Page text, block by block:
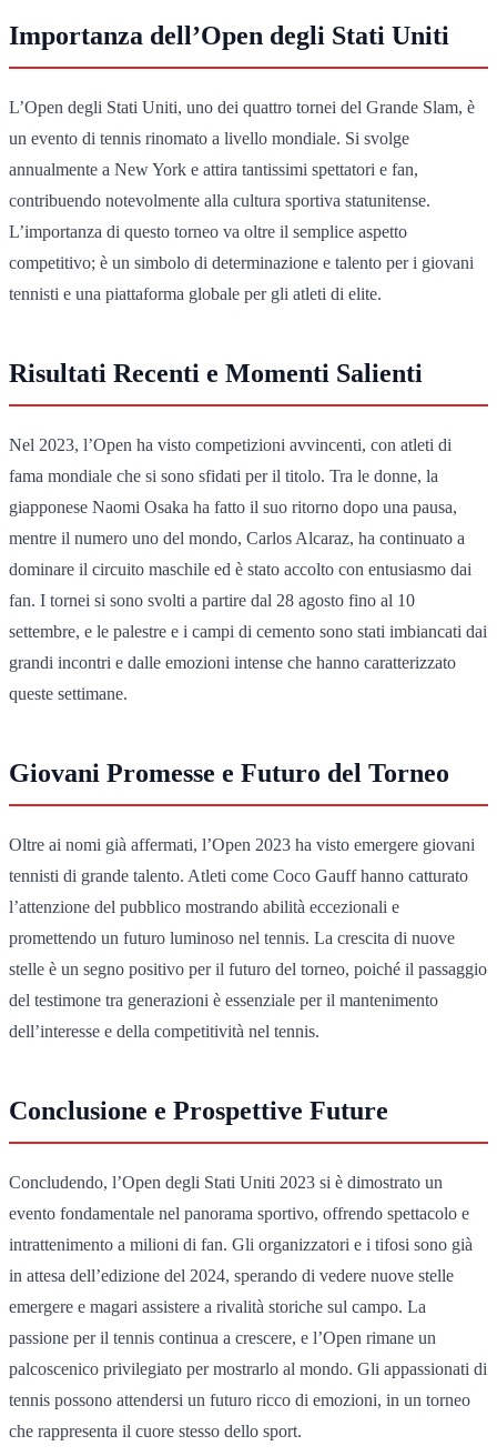
Importanza dell’Open degli Stati Uniti
L’Open degli Stati Uniti, uno dei quattro tornei del Grande Slam, è
un evento di tennis rinomato a livello mondiale. Si svolge
annualmente a New York e attira tantissimi spettatori e fan,
contribuendo notevolmente alla cultura sportiva statunitense.
L’importanza di questo torneo va oltre il semplice aspetto
competitivo; è un simbolo di determinazione e talento per i giovani
tennisti e una piattaforma globale per gli atleti di elite.
Risultati Recenti e Momenti Salienti
Nel 2023, l’Open ha visto competizioni avvincenti, con atleti di
fama mondiale che si sono sfidati per il titolo. Tra le donne, la
giapponese Naomi Osaka ha fatto il suo ritorno dopo una pausa,
mentre il numero uno del mondo, Carlos Alcaraz, ha continuato a
dominare il circuito maschile ed è stato accolto con entusiasmo dai
fan. I tornei si sono svolti a partire dal 28 agosto fino al 10
settembre, e le palestre e i campi di cemento sono stati imbiancati dai
grandi incontri e dalle emozioni intense che hanno caratterizzato
queste settimane.
Giovani Promesse e Futuro del Torneo
Oltre ai nomi già affermati, l’Open 2023 ha visto emergere giovani
tennisti di grande talento. Atleti come Coco Gauff hanno catturato
l’attenzione del pubblico mostrando abilità eccezionali e
promettendo un futuro luminoso nel tennis. La crescita di nuove
stelle è un segno positivo per il futuro del torneo, poiché il passaggio
del testimone tra generazioni è essenziale per il mantenimento
dell’interesse e della competitività nel tennis.
Conclusione e Prospettive Future
Concludendo, l’Open degli Stati Uniti 2023 si è dimostrato un
evento fondamentale nel panorama sportivo, offrendo spettacolo e
intrattenimento a milioni di fan. Gli organizzatori e i tifosi sono già
in attesa dell’edizione del 2024, sperando di vedere nuove stelle
emergere e magari assistere a rivalità storiche sul campo. La
passione per il tennis continua a crescere, e l’Open rimane un
palcoscenico privilegiato per mostrarlo al mondo. Gli appassionati di
tennis possono attendersi un futuro ricco di emozioni, in un torneo
che rappresenta il cuore stesso dello sport.